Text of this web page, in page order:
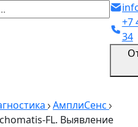
+7
34
АмплиСенс
FL. Выявление